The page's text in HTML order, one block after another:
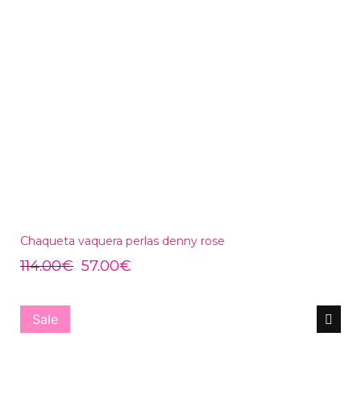
Chaqueta vaquera perlas denny rose
114.00€ 57.00€
Sale